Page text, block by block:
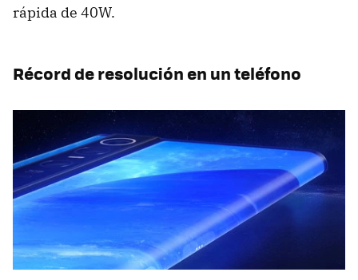
rápida de 40W.
Récord de resolución en un teléfono